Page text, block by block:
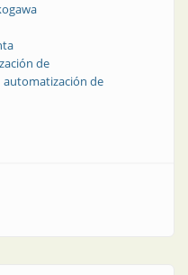
de
automatización de
en una planta química